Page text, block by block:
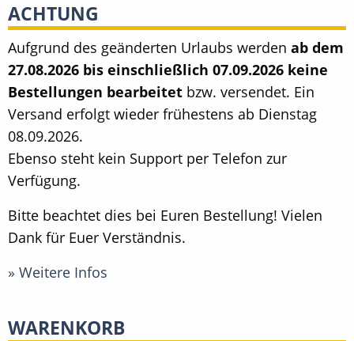
ACHTUNG
Aufgrund des geänderten Urlaubs werden ab dem
27.08.2026 bis einschließlich 07.09.2026 keine
Bestellungen bearbeitet bzw. versendet. Ein
Versand erfolgt wieder frühestens ab Dienstag
08.09.2026.
Ebenso steht kein Support per Telefon zur
Verfügung.
Bitte beachtet dies bei Euren Bestellung! Vielen
Dank für Euer Verständnis.
» Weitere Infos
WARENKORB